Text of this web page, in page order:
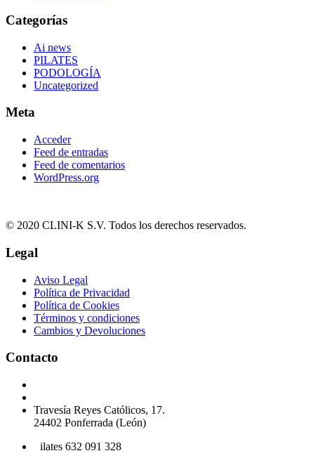
Categorías
Ai news
PILATES
PODOLOGÍA
Uncategorized
Meta
Acceder
Feed de entradas
Feed de comentarios
WordPress.org
© 2020 CLINI-K S.V. Todos los derechos reservados.
Legal
Aviso Legal
Política de Privacidad
Política de Cookies
Términos y condiciones
Cambios y Devoluciones
Contacto
Travesía Reyes Católicos, 17.
24402 Ponferrada (León)
ilates 632 091 328